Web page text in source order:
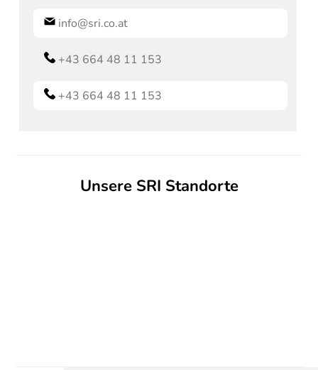
info@sri.co.at
+43 664 48 11 153
+43 664 48 11 153
Unsere SRI Standorte